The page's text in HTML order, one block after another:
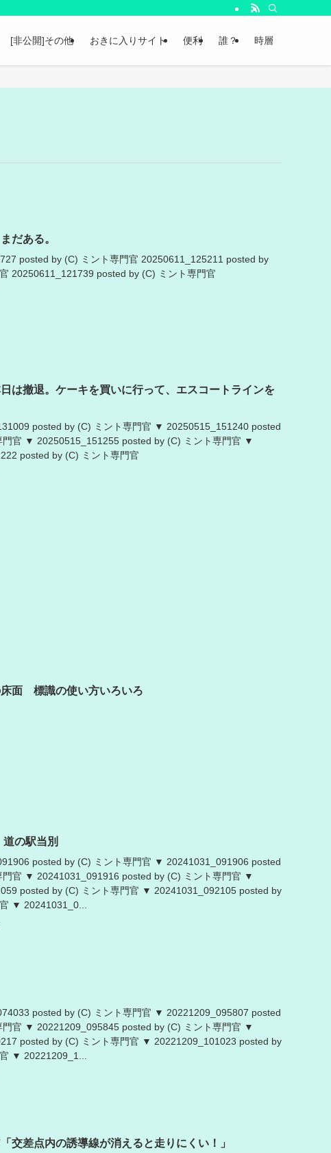
[非公開]その他 おきに入りサイト 便利 誰？ 時層
だある。
posted by (C) ミント専門官 20250611_125211 posted by
20250611_121739 posted by (C) ミント専門官
は撤退。ケーキを買いに行って、エスコートラインを
posted by (C) ミント専門官 ▼ 20250515_151240 posted
門官 ▼ 20250515_151255 posted by (C) ミント専門官 ▼
posted by (C) ミント専門官
床面 標識の使い方いろいろ
の駅当別
posted by (C) ミント専門官 ▼ 20241031_091906 posted
門官 ▼ 20241031_091916 posted by (C) ミント専門官 ▼
posted by (C) ミント専門官 ▼ 20241031_092105 posted by
▼ 20241031_0...
posted by (C) ミント専門官 ▼ 20221209_095807 posted
門官 ▼ 20221209_095845 posted by (C) ミント専門官 ▼
posted by (C) ミント専門官 ▼ 20221209_101023 posted by
▼ 20221209_1...
交差点内の誘導線が消えると走りにくい！」